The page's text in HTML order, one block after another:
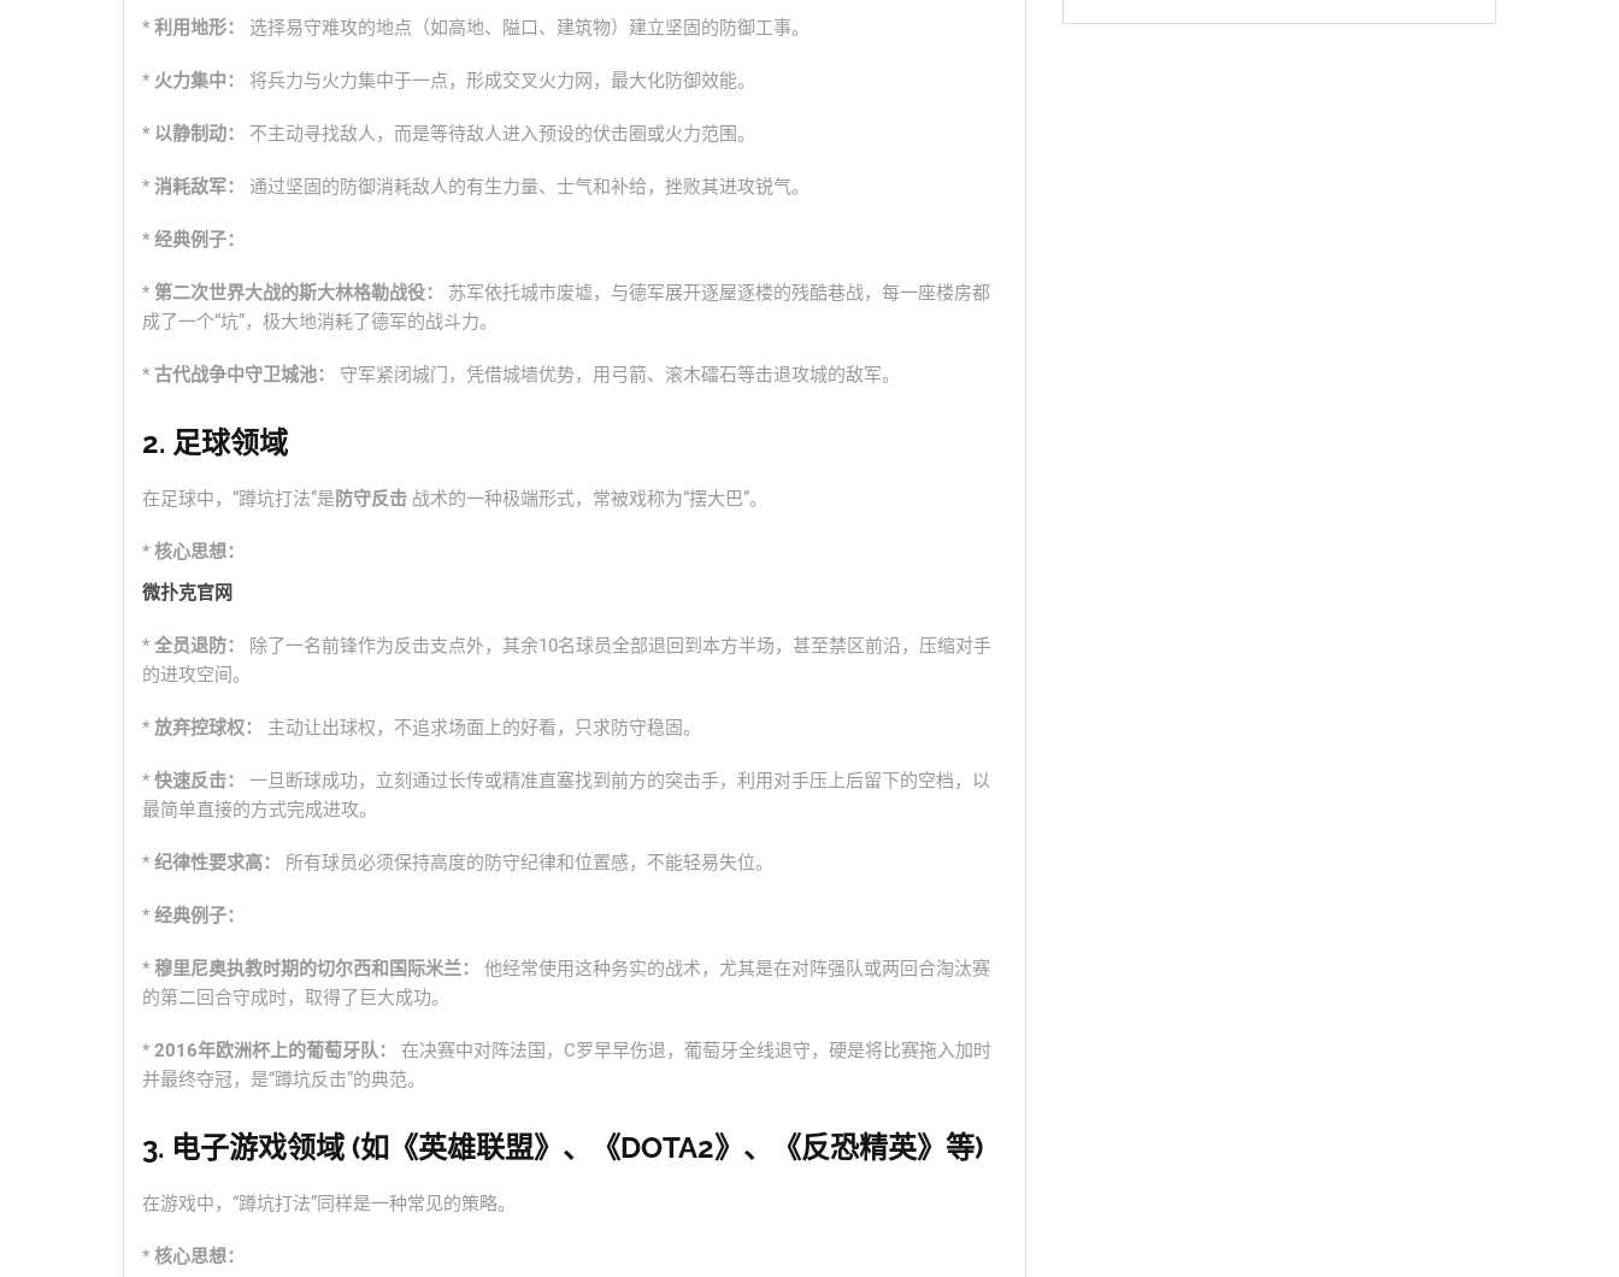
* 利用地形： 选择易守难攻的地点（如高地、隘口、建筑物）建立坚固的防御工事。
* 火力集中： 将兵力与火力集中于一点，形成交叉火力网，最大化防御效能。
* 以静制动： 不主动寻找敌人，而是等待敌人进入预设的伏击圈或火力范围。
* 消耗敌军： 通过坚固的防御消耗敌人的有生力量、士气和补给，挫败其进攻锐气。
* 经典例子：
* 第二次世界大战的斯大林格勒战役：
苏军依托城市废墟，与德军展开逐屋逐楼的残酷巷战，每一座楼房都
成了一个“坑”，极大地消耗了德军的战斗力。
* 古代战争中守卫城池： 守军紧闭城门，凭借城墙优势，用弓箭、滚木礌石等击退攻城的敌军。
2. 足球领域
在足球中，“蹲坑打法”是 防守反击 战术的一种极端形式，常被戏称为“摆大巴”。
* 核心思想：
微扑克官网
* 全员退防：
除了一名前锋作为反击支点外，其余10名球员全部退回到本方半场，甚至禁区前沿，压缩对手
的进攻空间。
* 放弃控球权： 主动让出球权，不追求场面上的好看，只求防守稳固。
* 快速反击：
一旦断球成功，立刻通过长传或精准直塞找到前方的突击手，利用对手压上后留下的空档，以
最简单直接的方式完成进攻。
* 纪律性要求高： 所有球员必须保持高度的防守纪律和位置感，不能轻易失位。
* 经典例子：
* 穆里尼奥执教时期的切尔西和国际米兰：
他经常使用这种务实的战术，尤其是在对阵强队或两回合淘汰赛
的第二回合守成时，取得了巨大成功。
* 2016年欧洲杯上的葡萄牙队：
在决赛中对阵法国，C罗早早伤退，葡萄牙全线退守，硬是将比赛拖入加时
并最终夺冠，是“蹲坑反击”的典范。
3. 电子游戏领域 (如《英雄联盟》、《DOTA2》、《反恐精英》等)
在游戏中，“蹲坑打法”同样是一种常见的策略。
* 核心思想：